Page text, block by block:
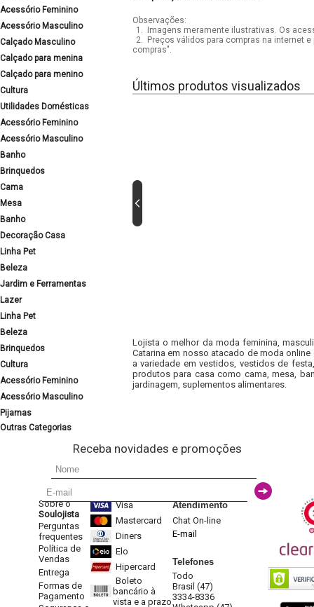
Acessório Feminino
Acessório Masculino
Calçado Masculino
Calçado para menina
Calçado para menino
Cultura
Utilidades Domésticas
Acessório Feminino
Acessório Masculino
Banho
Brinquedos
Cama
Mesa
Banho
Decoração Casa
Linha Pet
Beleza
Jardim e Ferramentas
Lazer
Linha Pet
Beleza
Brinquedos
Cultura
Acessório Feminino
Acessório Masculino
Pijamas
Outras Categorias
Observações:
1.
Imagens meramente ilustrativas. Os
2.
Preços válidos para compras na internet
compras".
Últimos produtos visualizados
Lojista o melhor da moda feminina,
Catarina em nosso atacado de moda
a variedade em vestidos, vestidos de
produtos para casa como cama, mesa,
jardinagem, suplementos alimentares.
Receba novidades e promoções
Sobre o
Soulojista
Perguntas
frequentes
Política de
Vendas
Entrega
Formas de
Pagamento
Visa
Mastercard
Diners
Elo
Hipercard
Boleto
bancário à
vista e a prazo
Atendimento
Chat On-line
E-mail
Telefones
Todo
Brasil (47)
3334-8336